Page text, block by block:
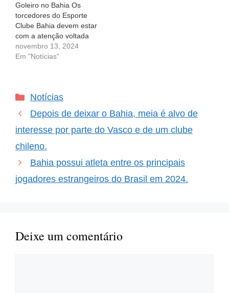
Goleiro no Bahia Os
torcedores do Esporte
Clube Bahia devem estar
com a atenção voltada
para as movimentações
no mercado de
fontes, o nome que mais
da diretoria é…
novembro 13, 2024
Em "Notícias"
Categorias
Notícias
Depois de deixar o Bahia, meia é alvo de
interesse por parte do Vasco e de um clube
chileno.
Bahia possui atleta entre os principais
jogadores estrangeiros do Brasil em 2024.
Deixe um comentário